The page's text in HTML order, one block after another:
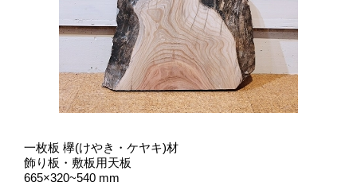
一枚板 欅(けやき・ケヤキ)材
飾り板・敷板用天板
665×320~540 mm